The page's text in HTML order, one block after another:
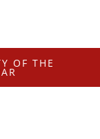
OF THE